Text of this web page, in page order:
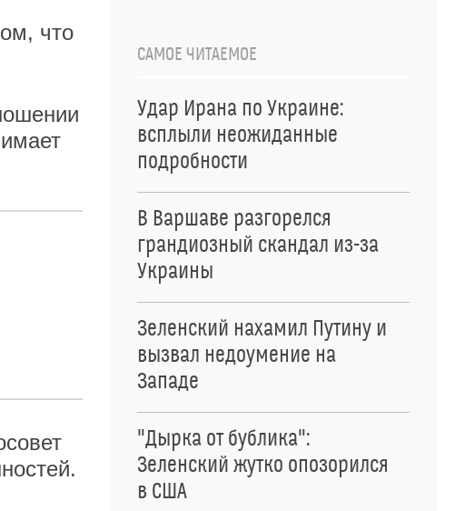
что
САМОЕ ЧИТАЕМОЕ
Удар Ирана по Украине:
всплыли неожиданные
подробности
В Варшаве разгорелся
грандиозный скандал из-за
Украины
Зеленский нахамил Путину и
вызвал недоумение на
Западе
"Дырка от бублика":
Зеленский жутко опозорился
в США